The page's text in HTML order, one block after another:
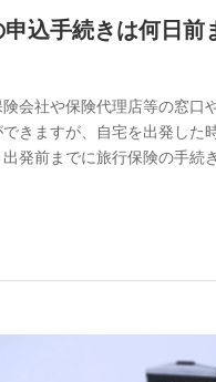
込手続きは何日前
会社や保険代理店等の窓口
きますが、自宅を出発した
発前までに旅行保険の手続